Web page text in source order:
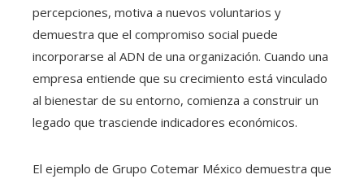
percepciones, motiva a nuevos voluntarios y
demuestra que el compromiso social puede
incorporarse al ADN de una organización. Cuando una
empresa entiende que su crecimiento está vinculado
al bienestar de su entorno, comienza a construir un
legado que trasciende indicadores económicos.
El ejemplo de Grupo Cotemar México demuestra que